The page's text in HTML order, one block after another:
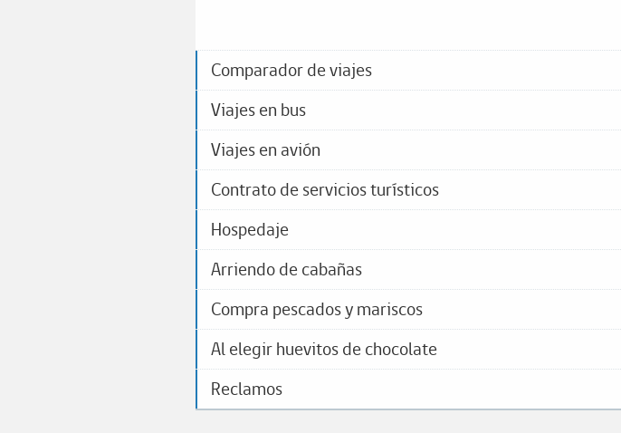
Comparador de viajes
Viajes en bus
Viajes en avión
Contrato de servicios turísticos
Hospedaje
Arriendo de cabañas
Compra pescados y mariscos
Al elegir huevitos de chocolate
Reclamos